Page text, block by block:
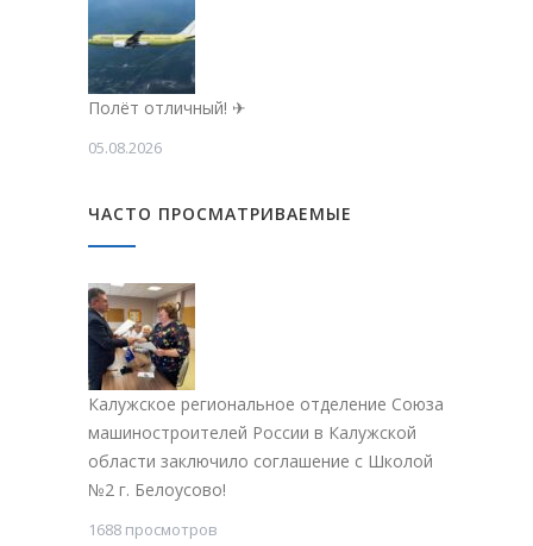
Полёт отличный! ✈
05.08.2026
ЧАСТО ПРОСМАТРИВАЕМЫЕ
Калужское региональное отделение Союза
машиностроителей России в Калужской
области заключило соглашение с Школой
№2 г. Белоусово!
1688 просмотров